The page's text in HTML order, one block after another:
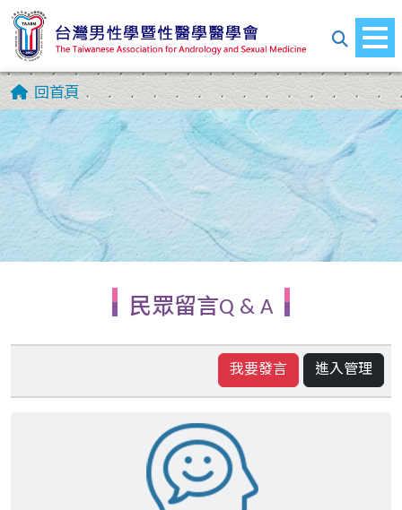
回首頁
民眾留言Q & A
我要發言 進入管理